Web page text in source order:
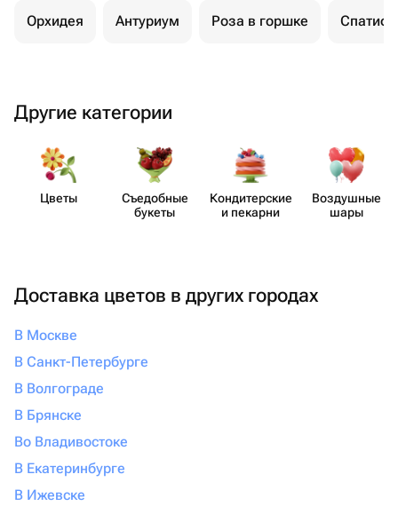
Орхидея Антуриум Роза в горшке
Другие категории
Цветы
Съедобные
букеты
Кондит​ерские
и пекарни
Воздушные
шары
Доставка цветов в других городах
В Москве
В Санкт-Петербурге
В Волгограде
В Брянске
Во Владивостоке
В Екатеринбурге
В Ижевске